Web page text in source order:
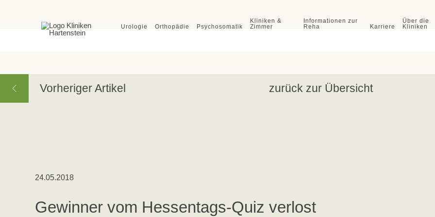
Urologie Orthopädie Psychosomatik
Kliniken &
Zimmer
Informationen zur
Reha
Karriere
Über die
Kliniken
Vorheriger Artikel zurück zur Übersicht
24.05.2018
Gewinner vom Hessentags-Quiz verlost
Fachklinik für uroonkologische,
urologische, nephrologische